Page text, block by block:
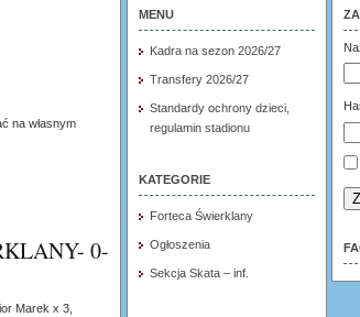
na własnym
0-
Marek x 3,
MENU
Kadra na sezon 2026/27
Transfery 2026/27
Standardy ochrony dzieci,
regulamin stadionu
KATEGORIE
Forteca Świerklany
Ogłoszenia
Sekcja Skata – inf.